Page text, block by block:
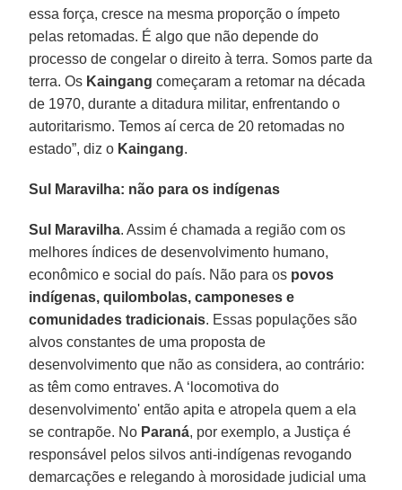
essa força, cresce na mesma proporção o ímpeto
pelas retomadas. É algo que não depende do
processo de congelar o direito à terra. Somos parte da
terra. Os Kaingang começaram a retomar na década
de 1970, durante a ditadura militar, enfrentando o
autoritarismo. Temos aí cerca de 20 retomadas no
estado”, diz o Kaingang.
Sul Maravilha: não para os indígenas
Sul Maravilha. Assim é chamada a região com os
melhores índices de desenvolvimento humano,
econômico e social do país. Não para os povos
indígenas, quilombolas, camponeses e
comunidades tradicionais. Essas populações são
alvos constantes de uma proposta de
desenvolvimento que não as considera, ao contrário:
as têm como entraves. A ‘locomotiva do
desenvolvimento' então apita e atropela quem a ela
se contrapõe. No Paraná, por exemplo, a Justiça é
responsável pelos silvos anti-indígenas revogando
demarcações e relegando à morosidade judicial uma